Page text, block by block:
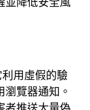
並降低安全風
用虛假的驗
覽器通知。